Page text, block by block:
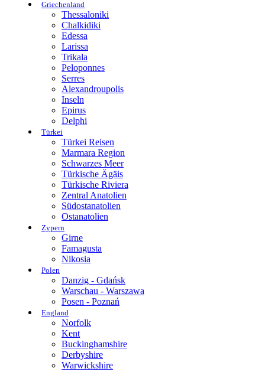
Griechenland
Thessaloniki
Chalkidiki
Edessa
Larissa
Trikala
Peloponnes
Serres
Alexandroupolis
Inseln
Epirus
Delphi
Türkei
Türkei Reisen
Marmara Region
Schwarzes Meer
Türkische Ägäis
Türkische Riviera
Zentral Anatolien
Südostanatolien
Ostanatolien
Zypern
Girne
Famagusta
Nikosia
Polen
Danzig - Gdańsk
Warschau - Warszawa
Posen - Poznań
England
Norfolk
Kent
Buckinghamshire
Derbyshire
Warwickshire